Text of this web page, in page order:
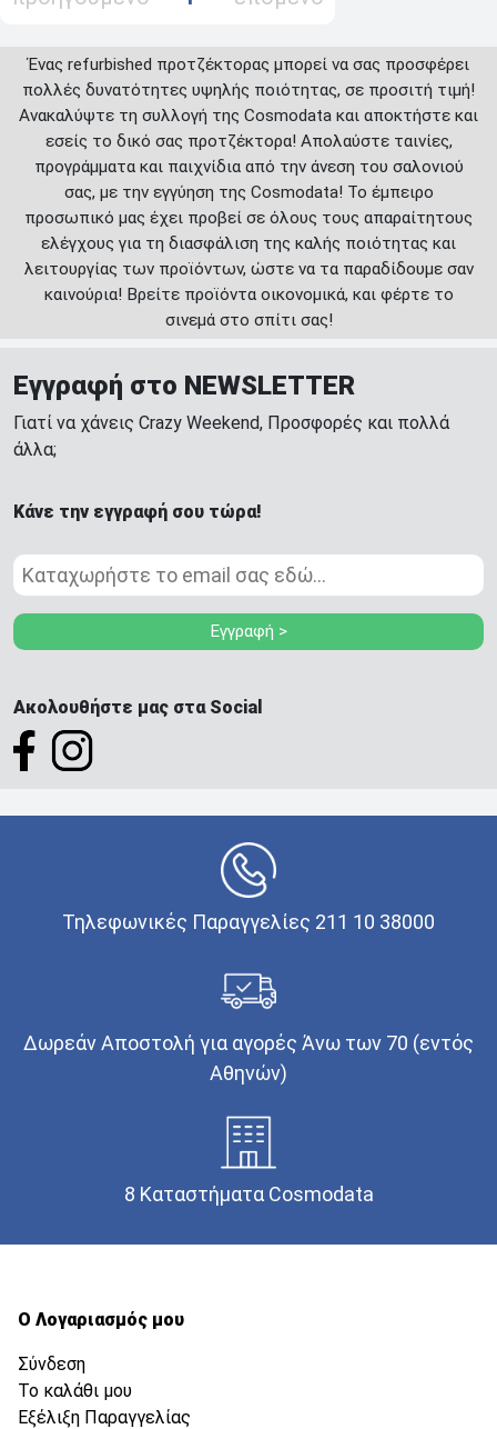
Ένας refurbished προτζέκτορας μπορεί να σας προσφέρει
πολλές δυνατότητες υψηλής ποιότητας, σε προσιτή τιμή!
Ανακαλύψτε τη συλλογή της Cosmodata και αποκτήστε και
εσείς το δικό σας προτζέκτορα! Απολαύστε ταινίες,
προγράμματα και παιχνίδια από την άνεση του σαλονιού
σας, με την εγγύηση της Cosmodata! Το έμπειρο
προσωπικό μας έχει προβεί σε όλους τους απαραίτητους
ελέγχους για τη διασφάλιση της καλής ποιότητας και
λειτουργίας των προϊόντων, ώστε να τα παραδίδουμε σαν
καινούρια! Βρείτε προϊόντα οικονομικά, και φέρτε το
σινεμά στο σπίτι σας!
Εγγραφή στο NEWSLETTER
Γιατί να χάνεις Crazy Weekend, Προσφορές και πολλά
άλλα;
Κάνε την εγγραφή σου τώρα!
Εγγραφή >
Ακολουθήστε μας στα Social
Τηλεφωνικές Παραγγελίες 211 10 38000
Δωρεάν Αποστολή για αγορές Άνω των 70 (εντός
Αθηνών)
8 Καταστήματα Cosmodata
Ο Λογαριασμός μου
Σύνδεση
Το καλάθι μου
Εξέλιξη Παραγγελίας